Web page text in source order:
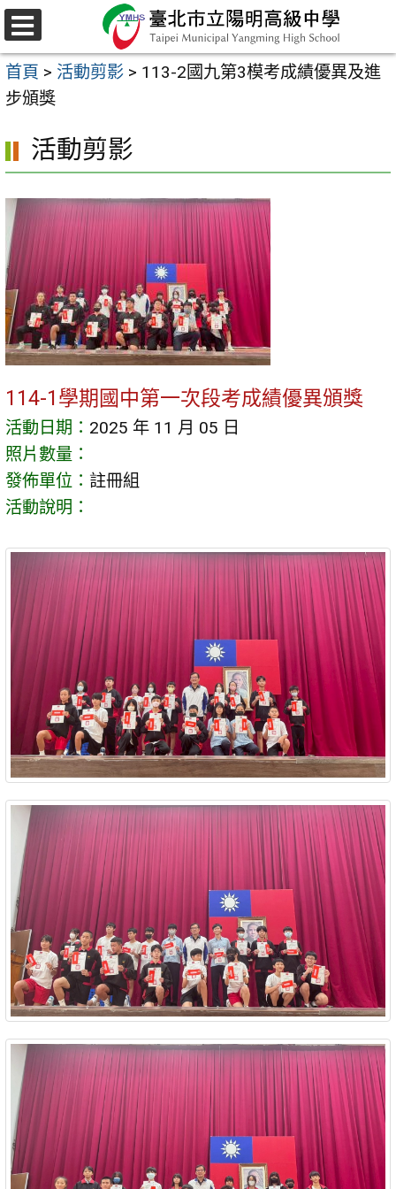
跳
至
主
要
容
區
選
單
首頁 > 活動剪影 > 113-2國九第3模考成績優異及進
步頒獎
活動剪影
114-1學期國中第一次段考成績優異頒獎
活動日期： 2025 年 11 月 05 日
照片數量：
發佈單位： 註冊組
活動說明：